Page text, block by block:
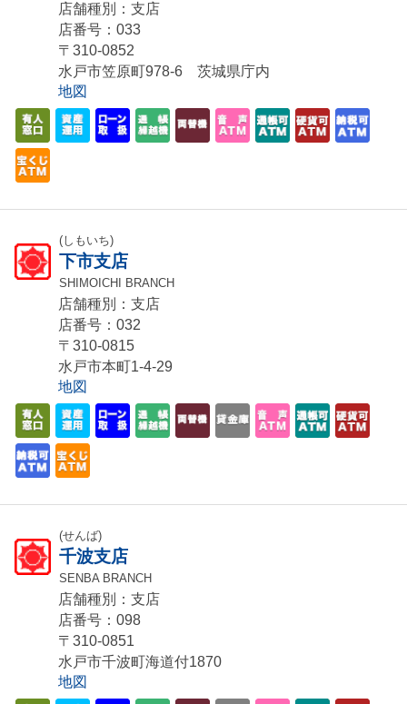
店舗種別：支店
店番号：033
〒310-0852
水戸市笠原町978-6 茨城県庁内
地図
(しもいち)
下市支店
SHIMOICHI BRANCH
店舗種別：支店
店番号：032
〒310-0815
水戸市本町1-4-29
地図
(せんば)
千波支店
SENBA BRANCH
店舗種別：支店
店番号：098
〒310-0851
水戸市千波町海道付1870
地図